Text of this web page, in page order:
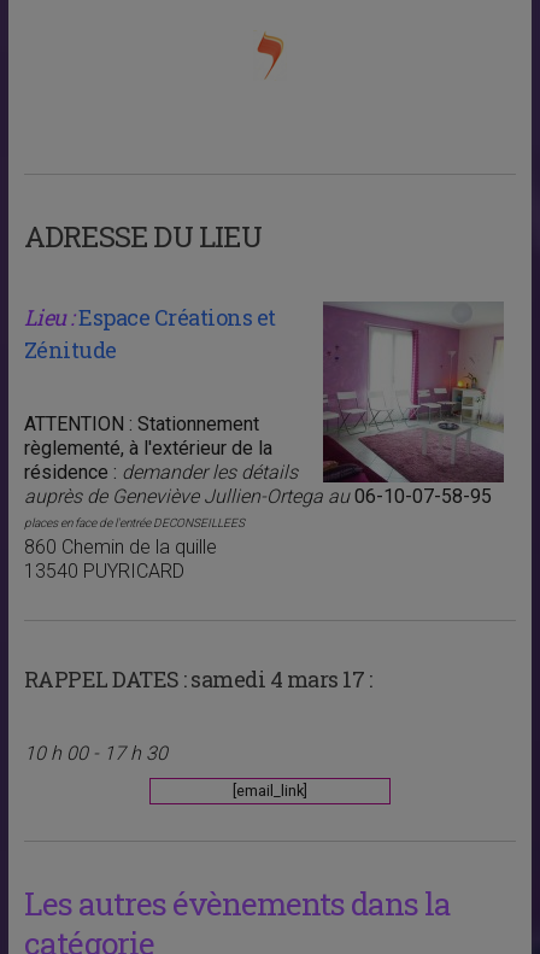
ADRESSE DU LIEU
Lieu :Espace Créations et
Zénitude
ATTENTION : Stationnement
règlementé, à l'extérieur de la
résidence : demander les détails
auprès de Geneviève Jullien-Ortega au06-10-07-58-95
places en face de l'entrée DECONSEILLEES
860 Chemin de la quille
13540 PUYRICARD
RAPPEL DATES :samedi 4 mars 17 :
10 h 00 - 17 h 30
[email_link]
Les autres évènements dans la
catégorie